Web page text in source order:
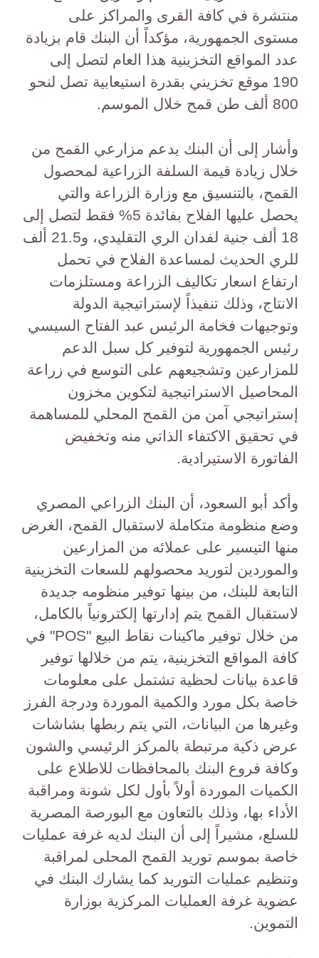
منتشرة في كافة القرى والمراكز على
مستوى الجمهورية، مؤكداً أن البنك قام بزيادة
عدد المواقع التخزينية هذا العام لتصل إلى
190 موقع تخزيني بقدرة استيعابية تصل لنحو
800 ألف طن قمح خلال الموسم.
وأشار إلى أن البنك يدعم مزارعي القمح من
خلال زيادة قيمة السلفة الزراعية لمحصول
القمح، بالتنسيق مع وزارة الزراعة والتي
يحصل عليها الفلاح بفائدة 5% فقط لتصل إلى
18 ألف جنية لفدان الري التقليدي، و21.5 ألف
للري الحديث لمساعدة الفلاح في تحمل
ارتفاع اسعار تكاليف الزراعة ومستلزمات
الانتاج، وذلك تنفيذاً لإستراتيجية الدولة
وتوجيهات فخامة الرئيس عبد الفتاح السيسي
رئيس الجمهورية لتوفير كل سبل الدعم
للمزارعين وتشجيعهم على التوسع في زراعة
المحاصيل الاستراتيجية لتكوين مخزون
إستراتيجي آمن من القمح المحلي للمساهمة
في تحقيق الاكتفاء الذاتي منه وتخفيض
الفاتورة الاستيرادية.
وأكد أبو السعود، أن البنك الزراعي المصري
وضع منظومة متكاملة لاستقبال القمح، الغرض
منها التيسير على عملائه من المزارعين
والموردين لتوريد محصولهم للسعات التخزينية
التابعة للبنك، من بينها توفير منظومه جديدة
لاستقبال القمح يتم إدارتها إلكترونياً بالكامل،
من خلال توفير ماكينات نقاط البيع "POS" في
كافة المواقع التخزينية، يتم من خلالها توفير
قاعدة بيانات لحظية تشتمل على معلومات
خاصة بكل مورد والكمية الموردة ودرجة الفرز
وغيرها من البيانات، التي يتم ربطها بشاشات
عرض ذكية مرتبطة بالمركز الرئيسي والشون
وكافة فروع البنك بالمحافظات للاطلاع على
الكميات الموردة أولاً بأول لكل شونة ومراقبة
الأداء بها، وذلك بالتعاون مع البورصة المصرية
للسلع، مشيراً إلى أن البنك لديه غرفة عمليات
خاصة بموسم توريد القمح المحلى لمراقبة
وتنظيم عمليات التوريد كما يشارك البنك في
عضوية غرفة العمليات المركزية بوزارة
التموين.